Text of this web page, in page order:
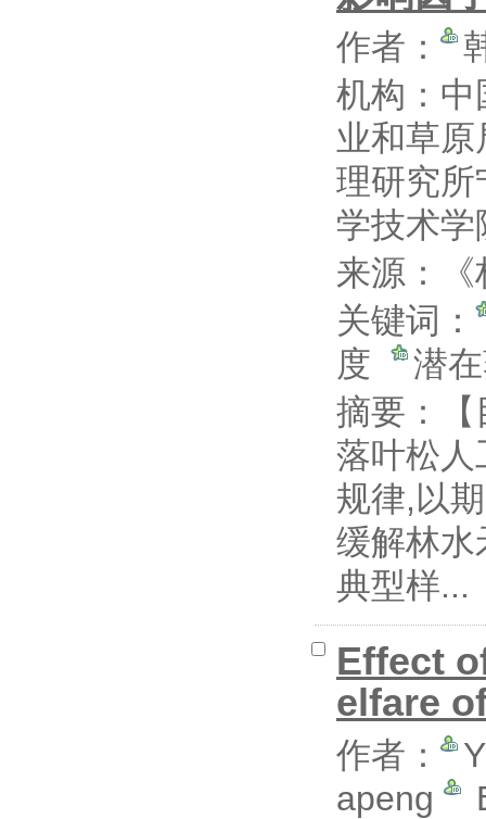
作者：
机构：中
业和草
理研究所
学技术学
来源：
关键词：
度
潜
摘要：
落叶松人
规律,以
缓解林水
典型样...
Effect
elfare
作者：
apeng